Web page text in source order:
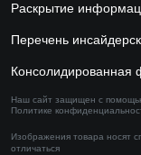
Раскрытие
Перечень
Консолидированная
Наш сайт защищен с
Политике
Изображения товара носят
отличаться